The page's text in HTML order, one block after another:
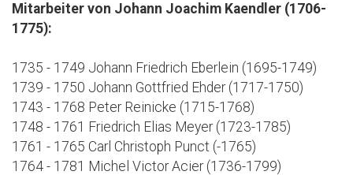
Mitarbeiter von Johann Joachim Kaendler (1706-
1775):
1735 - 1749 Johann Friedrich Eberlein (1695-1749)
1739 - 1750 Johann Gottfried Ehder (1717-1750)
1743 - 1768 Peter Reinicke (1715-1768)
1748 - 1761 Friedrich Elias Meyer (1723-1785)
1761 - 1765 Carl Christoph Punct (-1765)
1764 - 1781 Michel Victor Acier (1736-1799)